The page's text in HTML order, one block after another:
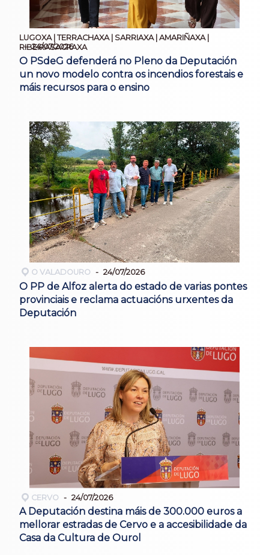
LUGOXA | TERRACHAXA | SARRIAXA | AMARIÑAXA |
RIBEIRASACRAXA
24/07/2026
O PSdeG defenderá no Pleno da Deputación
un novo modelo contra os incendios forestais e
máis recursos para o ensino
O VALADOURO 24/07/2026
O PP de Alfoz alerta do estado de varias pontes
provinciais e reclama actuacións urxentes da
Deputación
CERVO 24/07/2026
A Deputación destina máis de 300.000 euros a
mellorar estradas de Cervo e a accesibilidade da
Casa da Cultura de Ourol